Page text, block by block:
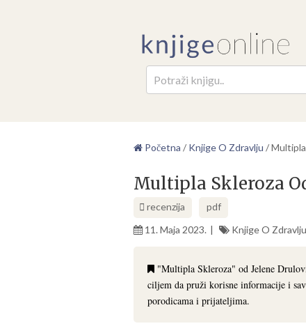
Početna / Knjige O Zdravlju /
Multipla Skleroza
recenzija
pdf
11. Maja 2023.
Knjige O Zdravlju
"Multipla Skleroza" od Jelene
ciljem da pruži korisne informacije i
porodicama i prijateljima.